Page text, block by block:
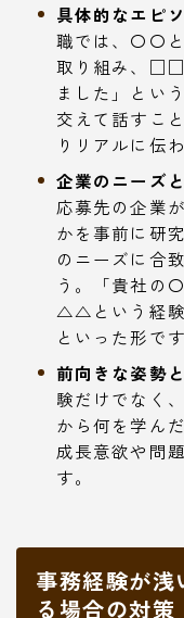
具体的なエピ
職では、〇〇
取り組み、□□
ました」とい
交えて話すこ
りリアルに伝
企業のニーズ
応募先の企業
かを事前に研
のニーズに合
う。「貴社の
△△という経験
といった形です
前向きな姿勢
験だけでなく
から何を学ん
成長意欲や問
す。
事務経験が浅
る場合の対策